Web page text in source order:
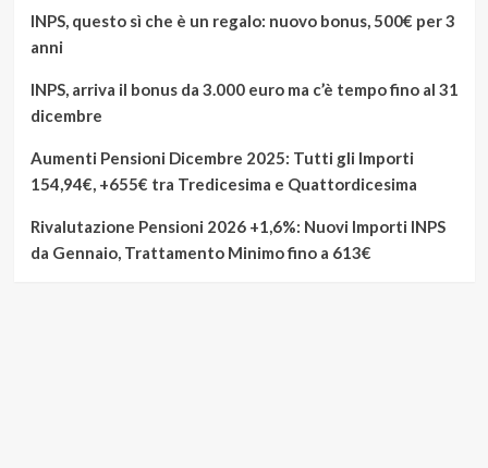
INPS, questo sì che è un regalo: nuovo bonus, 500€ per 3
anni
INPS, arriva il bonus da 3.000 euro ma c’è tempo fino al 31
dicembre
Aumenti Pensioni Dicembre 2025: Tutti gli Importi
154,94€, +655€ tra Tredicesima e Quattordicesima
Rivalutazione Pensioni 2026 +1,6%: Nuovi Importi INPS
da Gennaio, Trattamento Minimo fino a 613€